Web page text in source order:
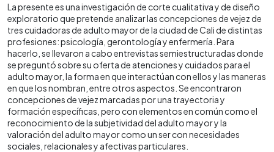
La presente es una investigación de corte cualitativa y de diseño
exploratorio que pretende analizar las concepciones de vejez de
tres cuidadoras de adulto mayor de la ciudad de Cali de distintas
profesiones: psicología, gerontología y enfermería. Para
hacerlo, se llevaron a cabo entrevistas semiestructuradas donde
se preguntó sobre su oferta de atenciones y cuidados para el
adulto mayor, la forma en que interactúan con ellos y las maneras
en que los nombran, entre otros aspectos. Se encontraron
concepciones de vejez marcadas por una trayectoria y
formación específicas, pero con elementos en común como el
reconocimiento de la subjetividad del adulto mayor y la
valoración del adulto mayor como un ser con necesidades
sociales, relacionales y afectivas particulares.